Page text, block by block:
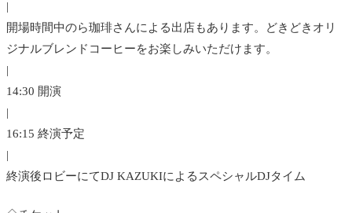
|
開場時間中のら珈琲さんによる出店もあります。どきどきオリ
ジナルブレンドコーヒーをお楽しみいただけます。
|
14:30 開演
|
16:15 終演予定
|
終演後ロビーにてDJ KAZUKIによるスペシャルDJタイム